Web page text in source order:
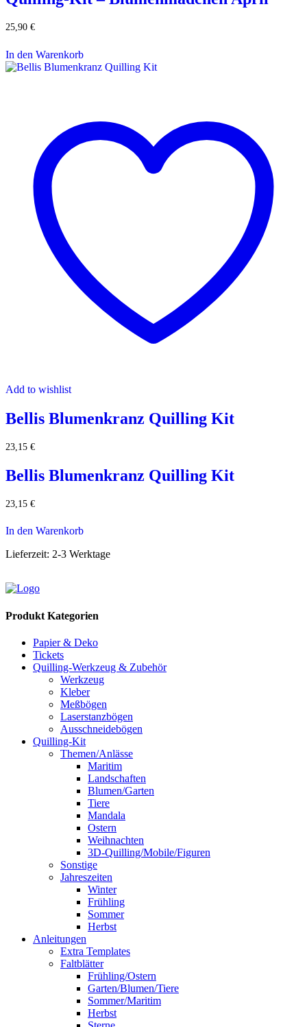
25,90 €
In den Warenkorb
Add to wishlist
Bellis Blumenkranz Quilling Kit
23,15 €
Bellis Blumenkranz Quilling Kit
23,15 €
In den Warenkorb
Lieferzeit: 2-3 Werktage
Produkt Kategorien
Papier & Deko
Tickets
Quilling-Werkzeug & Zubehör
Werkzeug
Kleber
Meßbögen
Laserstanzbögen
Ausschneidebögen
Quilling-Kit
Themen/Anlässe
Maritim
Landschaften
Blumen/Garten
Tiere
Mandala
Ostern
Weihnachten
3D-Quilling/Mobile/Figuren
Sonstige
Jahreszeiten
Winter
Frühling
Sommer
Herbst
Anleitungen
Extra Templates
Faltblätter
Frühling/Ostern
Garten/Blumen/Tiere
Sommer/Maritim
Herbst